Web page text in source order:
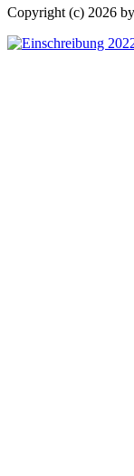
Copyright (c) 2026